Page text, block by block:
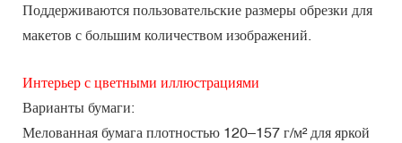
Поддерживаются пользовательские размеры обрезки для
макетов с большим количеством изображений.
Интерьер с цветными иллюстрациями
Варианты бумаги:
Мелованная бумага плотностью 120–157 г/м² для яркой